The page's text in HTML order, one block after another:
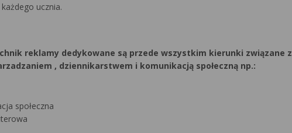
ucznia.
reklamy dedykowane są przede wszystkim kierunki związane z
, dziennikarstwem i komunikacją społeczną np.:
społeczna